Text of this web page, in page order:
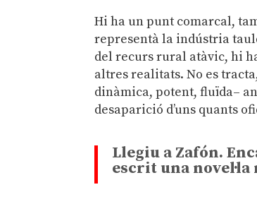
Hi ha un punt comarcal,
representà la indústria
del recurs rural atàvic, hi
altres realitats. No es
dinàmica, potent, fluïda–
desaparició d’uns quants
Llegiu a Zafón.
escrit una novel·la